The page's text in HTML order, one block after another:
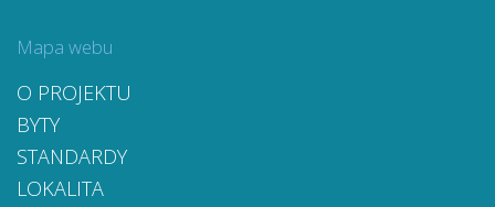
Mapa webu
O PROJEKTU
BYTY
STANDARDY
LOKALITA